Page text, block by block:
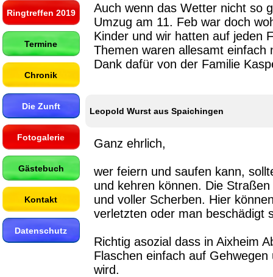
Ringtreffen 2019
Termine
Chronik
Die Zunft
Fotogalerie
Gästebuch
Kontakt
Datenschutz
Auch wenn das Wetter nicht so
Umzug am 11. Feb war doch
Kinder und wir hatten auf jeden
Themen waren allesamt einfach
Dank dafür von der Familie
Leopold Wurst aus Spaichingen
Ganz ehrlich,
wer feiern und saufen kann,
und kehren können. Die
und voller Scherben. Hier
verletzten oder man beschädigt
Richtig asozial dass in Aixheim
Flaschen einfach auf
wird.